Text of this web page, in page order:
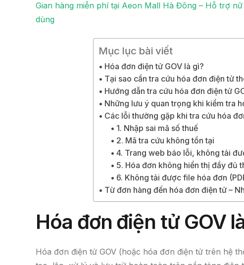
Gian hàng miễn phí tại Aeon Mall Hà Đông – Hỗ trợ
dùng
Mục lục bài viết
Hóa đơn điện tử GOV là gì?
Tại sao cần tra cứu hóa đơn điện tử
Hướng dẫn tra cứu hóa đơn điện tử
Những lưu ý quan trọng khi kiểm tra
Các lỗi thường gặp khi tra cứu hóa
1. Nhập sai mã số thuế
2. Mã tra cứu không tồn tại
4. Trang web báo lỗi, không tải
5. Hóa đơn không hiển thị đầy đủ
6. Không tải được file hóa đơn
Từ đơn hàng đến hóa đơn điện tử –
Hóa đơn điện tửGOV
Hóa đơn điện tử GOV (hoặc hóa đơn điện tử trên hệ